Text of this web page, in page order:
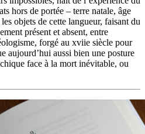
hors de portée – terre natale, âge
objets de cette langueur, faisant du
présent et absent, entre
forgé au xviie siècle pour
aujourd’hui aussi bien une posture
face à la mort inévitable, ou